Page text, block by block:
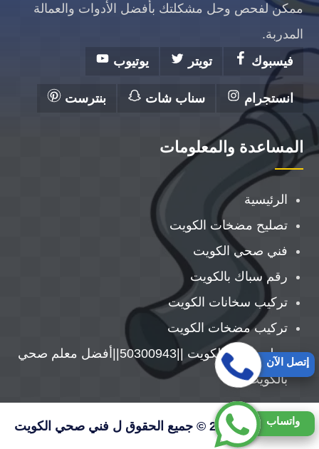
ممكن لفحص وحل مشكلتك بأفضل الأدوات والعمالة
المدربة.
فيسبوك
تويتر يوتيوب
انستجرام سناب شات بنترست
المساعدة والمعلومات
الرئيسية
تصليح مضخات الكويت
فني صحي الكويت
رقم سباك بالكويت
تركيب سخانات الكويت
تركيب مضخات الكويت
معلم صحي الكويت ||50300943||أفضل معلم صحي
بالكويت
حقوق النشر 2026 © جميع الحقوق ل فني صحي الكويت
واتساب
إتصل الآن